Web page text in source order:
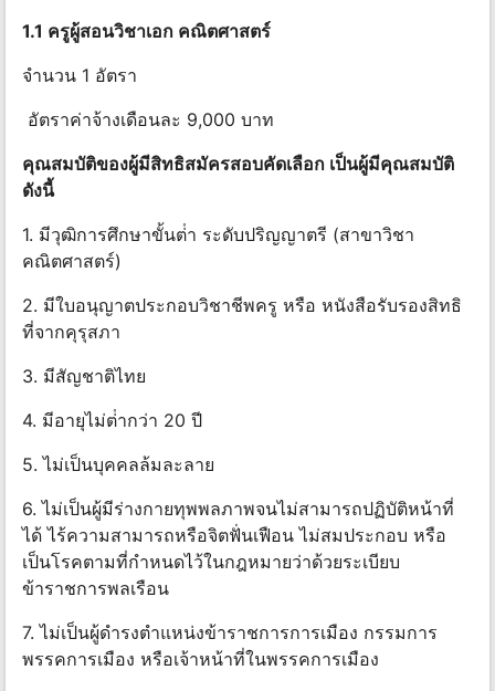
1.1 ครูผู้สอนวิชาเอก คณิตศาสตร์
จํานวน 1 อัตรา
อัตราค่าจ้างเดือนละ 9,000 บาท
คุณสมบัติของผู้มีสิทธิสมัครสอบคัดเลือก เป็นผู้มีคุณสมบัติ
ดังนี้
1. มีวุฒิการศึกษาขั้นต่ํา ระดับปริญญาตรี (สาขาวิชา
คณิตศาสตร์)
2. มีใบอนุญาตประกอบวิชาชีพครู หรือ หนังสือรับรองสิทธิ
ที่จากคุรุสภา
3. มีสัญชาติไทย
4. มีอายุไม่ต่ํากว่า 20 ปี
5. ไม่เป็นบุคคลล้มละลาย
6. ไม่เป็นผู้มีร่างกายทุพพลภาพจนไม่สามารถปฏิบัติหน้าที่
ได้ ไร้ความสามารถหรือจิตฟั่นเฟือน ไม่สมประกอบ หรือ
เป็นโรคตามที่กําหนดไว้ในกฎหมายว่าด้วยระเบียบ
ข้าราชการพลเรือน
7. ไม่เป็นผู้ดํารงตําแหน่งข้าราชการการเมือง กรรมการ
พรรคการเมือง หรือเจ้าหน้าที่ในพรรคการเมือง